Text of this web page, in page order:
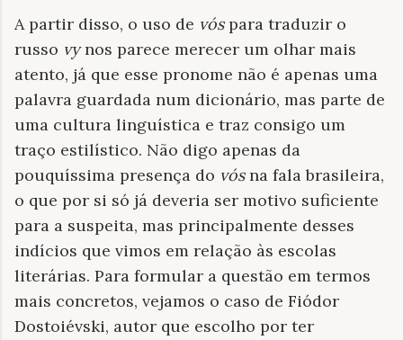
A partir disso, o uso de vóspara traduzir o
russo vynos parece merecer um olhar mais
atento, já que esse pronome não é apenas uma
palavra guardada num dicionário, mas parte de
uma cultura linguística e traz consigo um
traço estilístico. Não digo apenas da
pouquíssima presença do vósna fala brasileira,
o que por si só já deveria ser motivo suficiente
para a suspeita, mas principalmente desses
indícios que vimos em relação às escolas
literárias. Para formular a questão em termos
mais concretos, vejamos o caso de Fiódor
Dostoiévski, autor que escolho por ter